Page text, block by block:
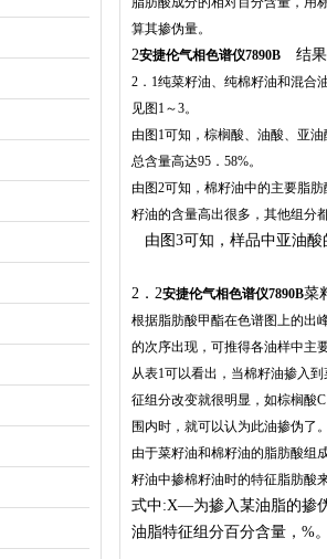
算其掺伪量。
2安捷伦气相色谱仪7890B 结果
2．1纯菜籽油、纯棉籽油和混合
见图1～3。
由图1可知，棕榈酸、油酸、亚
总含量高达95．58%。
由图2可知，棉籽油中的主要脂
籽油的含量高出很多，其他组分
由图 3可知，样品中亚油
2．2安捷伦气相色谱仪7890B菜
根据脂肪酸甲酯在色谱图上的出
的次序出现，可推得各油样中主
从表1可以看出，当棉籽油掺入
征组分改变就很明显，如棕榈酸
围内时，就可以认为此油掺伪了
由于菜籽油和棉籽油的脂肪酸组
籽油中掺棉籽油时的特征脂肪酸
式中:X—为掺入某油脂的掺
油脂特征组分百分含量，%